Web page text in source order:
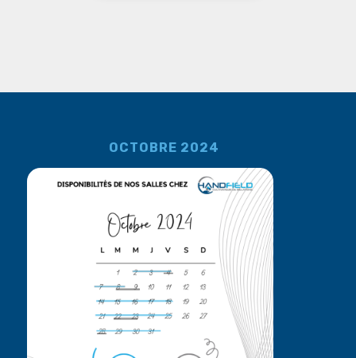
OCTOBRE 2024